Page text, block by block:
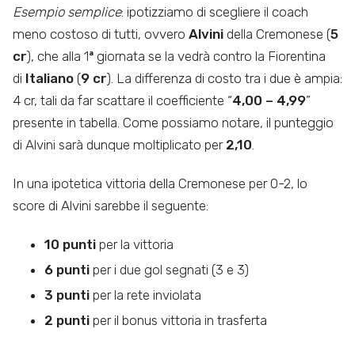
Esempio semplice: ipotizziamo di scegliere il coach
meno costoso di tutti, ovvero Alvini della Cremonese (5
cr), che alla 1ª giornata se la vedrà contro la Fiorentina
di Italiano (9 cr). La differenza di costo tra i due è ampia:
4 cr, tali da far scattare il coefficiente “4,00 – 4,99”
presente in tabella. Come possiamo notare, il punteggio
di Alvini sarà dunque moltiplicato per 2,10.
In una ipotetica vittoria della Cremonese per 0-2, lo
score di Alvini sarebbe il seguente:
10 punti per la vittoria
6 punti per i due gol segnati (3 e 3)
3 punti per la rete inviolata
2 punti per il bonus vittoria in trasferta